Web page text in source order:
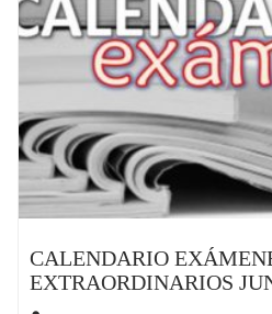
CALENDARIO
EXTRAORDINARIOS